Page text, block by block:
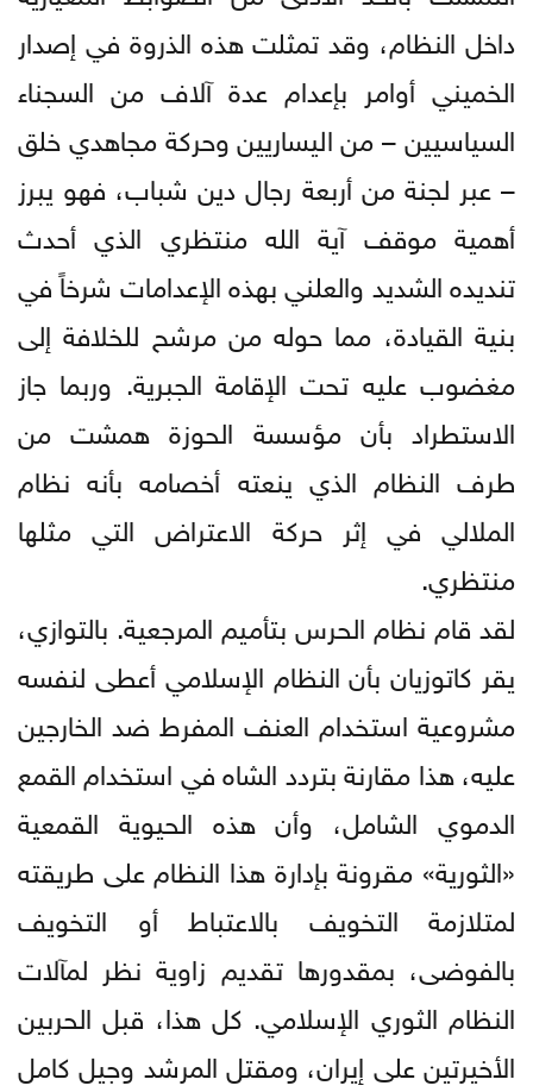
داخل النظام، وقد تمثلت هذه الذروة في إصدار
الخميني أوامر بإعدام عدة آلاف من السجناء
السياسيين – من اليساريين وحركة مجاهدي خلق
– عبر لجنة من أربعة رجال دين شباب، فهو ​يبرز
أهمية موقف آية الله منتظري الذي أحدث
تنديده الشديد والعلني بهذه الإعدامات شرخاً في
بنية القيادة، مما حوله من مرشح للخلافة إلى
مغضوب عليه تحت الإقامة الجبرية. وربما جاز
الاستطراد بأن مؤسسة الحوزة همشت من
طرف النظام الذي ينعته أخصامه بأنه نظام
الملالي في إثر حركة الاعتراض التي مثلها
منتظري.
لقد قام نظام الحرس بتأميم المرجعية. بالتوازي،
يقر كاتوزيان بأن النظام الإسلامي أعطى لنفسه
مشروعية استخدام العنف المفرط ضد الخارجين
عليه، هذا مقارنة بتردد الشاه في استخدام القمع
الدموي الشامل، وأن هذه الحيوية القمعية
«الثورية» مقرونة بإدارة هذا النظام على طريقته
لمتلازمة التخويف بالاعتباط أو التخويف
بالفوضى، بمقدورها تقديم زاوية نظر لمآلات
النظام الثوري الإسلامي. كل هذا، قبل الحربين
الأخيرتين على إيران، ومقتل المرشد وجيل كامل